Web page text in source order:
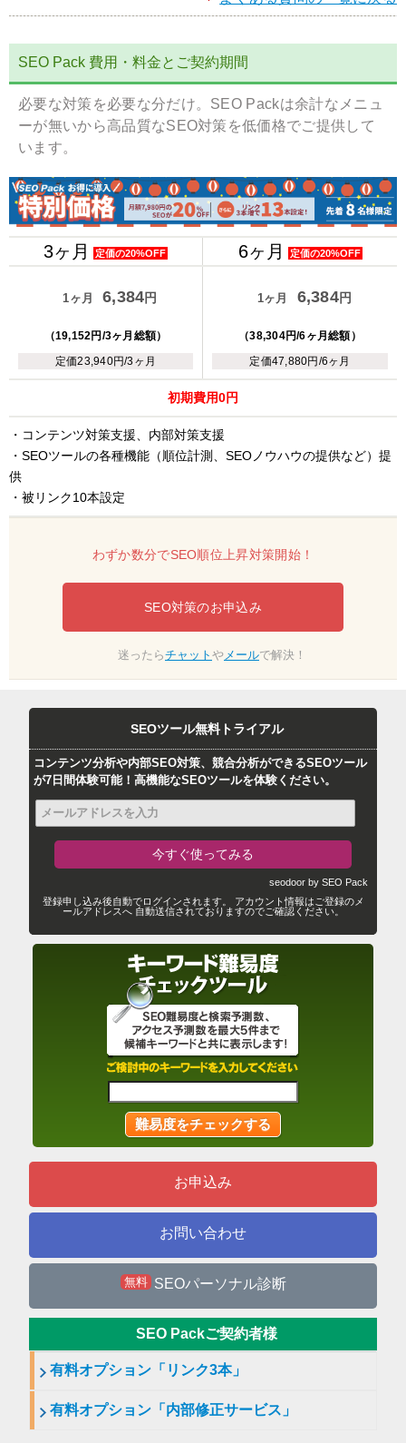
SEO Pack 費用・料金とご契約期間
必要な対策を必要な分だけ。SEO Packは余計なメニュ
ーが無いから高品質なSEO対策を低価格でご提供して
います。
3ヶ月 定価の20%OFF 6ヶ月 定価の20%OFF
1ヶ月 6,384円
（19,152円/3ヶ月総額）
定価23,940円/3ヶ月
1ヶ月 6,384円
（38,304円/6ヶ月総額）
定価47,880円/6ヶ月
初期費用0円
・コンテンツ対策支援、内部対策支援
・SEOツールの各種機能（順位計測、SEOノウハウの提供など）提
供
・被リンク10本設定
わずか数分でSEO順位上昇対策開始！
SEO対策のお申込み
迷ったらチャット やメールで解決！
SEOツール無料トライアル
コンテンツ分析や内部SEO対策、競合分析ができるSEOツール
が7日間体験可能！高機能なSEOツールを体験ください。
seodoor by SEO Pack
登録申し込み後自動でログインされます。 アカウント情報はご登録のメ
ールアドレスへ 自動送信されておりますのでご確認ください。
お申込み
お問い合わせ
無料 SEOパーソナル診断
SEO Packご契約者様
有料オプション「リンク3本」
有料オプション「内部修正サービス」